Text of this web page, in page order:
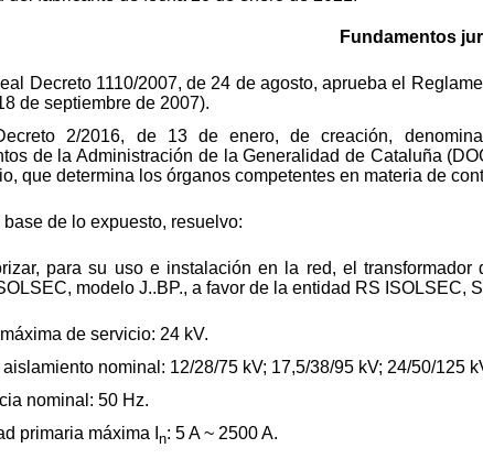
Fundamentos
Decreto 1110/2007, de 24 de agosto, aprueba el
de septiembre de 2007).
2/2016, de 13 de enero, de creación,
de la Administración de la Generalidad de Cataluña
que determina los órganos competentes en materia de
base de lo expuesto, resuelvo:
para su uso e instalación en la red, el transformador
modelo J..BP., a favor de la entidad RS ISOLSEC,
de servicio: 24 kV.
nominal: 12/28/75 kV; 17,5/38/95 kV; 24/50/125
nominal: 50 Hz.
primaria máxima I n: 5 A ~ 2500 A.